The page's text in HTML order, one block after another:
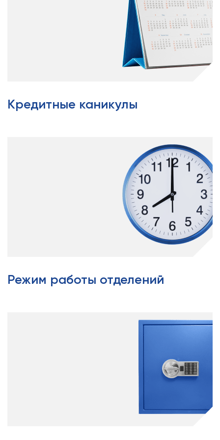
Кредитные каникулы
Режим работы отделений